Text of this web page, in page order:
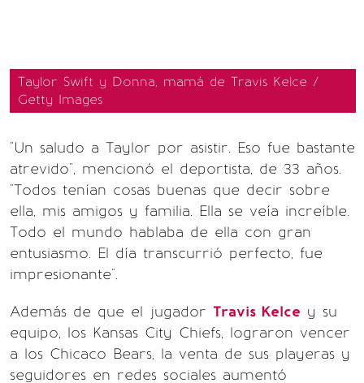
Taylor Swift y Donna, mamá de Travis Kelce /
Getty Images
"Un saludo a Taylor por asistir. Eso fue bastante
atrevido", mencionó el deportista, de 33 años.
"Todos tenían cosas buenas que decir sobre
ella, mis amigos y familia. Ella se veía increíble.
Todo el mundo hablaba de ella con gran
entusiasmo. El día transcurrió perfecto, fue
impresionante".
Además de que el jugador Travis Kelce y su
equipo, los Kansas City Chiefs, lograron vencer
a los Chicaco Bears, la venta de sus playeras y
seguidores en redes sociales aumentó